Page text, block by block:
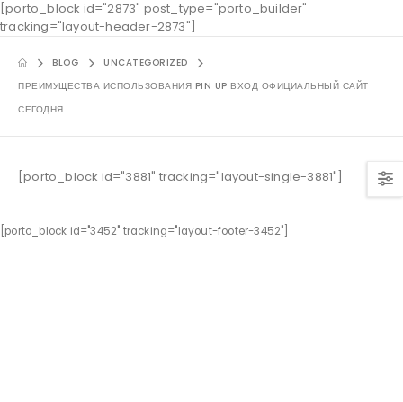
[porto_block id="2873" post_type="porto_builder"
tracking="layout-header-2873"]
BLOG
UNCATEGORIZED
ПРЕИМУЩЕСТВА ИСПОЛЬЗОВАНИЯ PIN UP ВХОД ОФИЦИАЛЬНЫЙ САЙТ
СЕГОДНЯ
[porto_block id="3881" tracking="layout-single-3881"]
[porto_block id="3452" tracking="layout-footer-3452"]